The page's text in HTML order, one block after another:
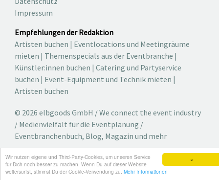
×
Wir nutzen eigene und Third-Party-Cookies, um unseren Service
für Dich noch besser zu machen. Wenn Du auf dieser Website
weitersurfst, stimmst Du der Cookie-Verwendung zu. Mehr Informationen
Impressum
Empfehlungen der Redaktion
Artisten buchen | Eventlocations und Meetingräume
mieten | Themenspecials aus der Eventbranche |
Künstler:innen buchen | Catering und Partyservice
buchen | Event-Equipment und Technik mieten |
Artisten buchen
© 2026 elbgoods GmbH / We connect the event industry
/ Medienvielfalt für die Eventplanung /
Eventbranchenbuch, Blog, Magazin und mehr